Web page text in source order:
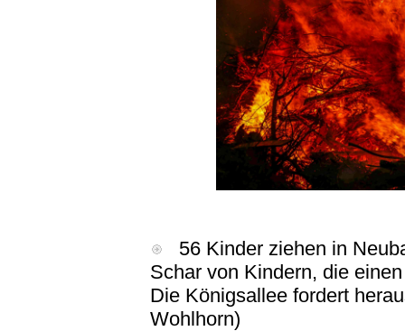
56 Kinder ziehen in
Schar von Kindern, die
Die Königsallee fordert
Wohlhorn)